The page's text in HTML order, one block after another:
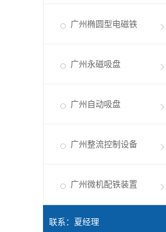
广州椭圆型电磁铁
广州永磁吸盘
广州自动吸盘
广州整流控制设备
广州微机配铁装置
联系：夏经理